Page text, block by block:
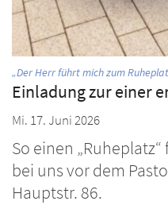
„Der Herr führt mich zum
Einladung zur einer
Mi. 17. Juni 2026
So einen
bei uns vor dem
Hauptstr. 86.